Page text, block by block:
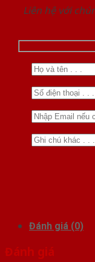
Liên hệ với
Đánh giá (0)
Đánh giá